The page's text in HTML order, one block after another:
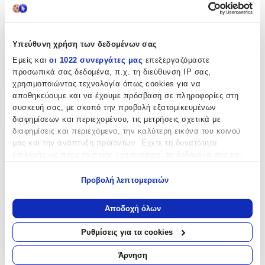
Υπεύθυνη χρήση των δεδομένων σας
Εμείς και οι 1022 συνεργάτες μας επεξεργαζόμαστε
προσωπικά σας δεδομένα, π.χ. τη διεύθυνση IP σας,
χρησιμοποιώντας τεχνολογία όπως cookies για να
αποθηκεύουμε και να έχουμε πρόσβαση σε πληροφορίες στη
συσκευή σας, με σκοπό την προβολή εξατομικευμένων
διαφημίσεων και περιεχομένου, τις μετρήσεις σχετικά με
διαφημίσεις και περιεχόμενο, την καλύτερη εικόνα του κοινού
μας και την ανάπτυξη προϊόντων. Έχετε τη δυνατότητα
Να συλλέξουμε πληροφορίες σχετικά με τη γεωγραφική
σας τοποθεσία, οι οποίες μπορεί να είναι ακριβείς σε
απόσταση μερικών μέτρων
Να αναγνωρίσουμε τη συσκευή σας σαρώνοντας ενεργά
για συγκεκριμένα χαρακτηριστικά (δακτυλικό αποτύπωμα)
Προβολή λεπτομερειών
Αποδοχή όλων
Ρυθμίσεις για τα cookies
Άρνηση
mm
Χαρακτηριστικά
+
Χαρακτηριστικά
Χρώμα